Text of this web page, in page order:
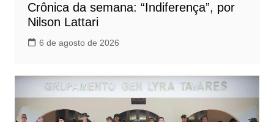
Crônica da semana: “Indiferença”, por
Nilson Lattari
6 de agosto de 2026